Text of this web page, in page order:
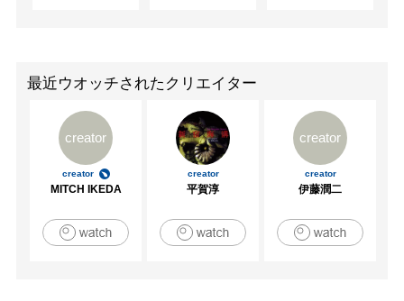
最近ウオッチされたクリエイター
creator
creator
MITCH IKEDA
creator
平賀淳
creator
creator
伊藤潤二